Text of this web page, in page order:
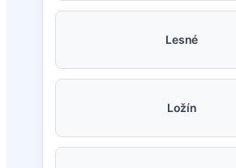
Lesné
Ložín